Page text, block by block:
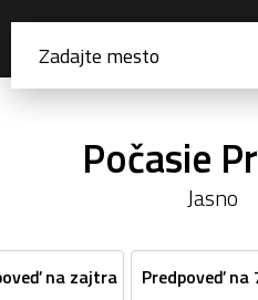
Počasie
Jasno
na zajtra Predpoveď na